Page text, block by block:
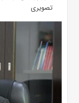
تصویری